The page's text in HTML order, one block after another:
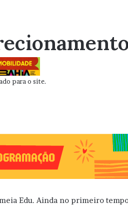
para o site.
Edu. Ainda no primeiro